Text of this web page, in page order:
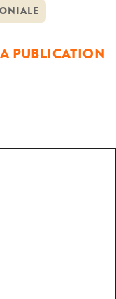
d’un passé
soient toujours
critère retenu
PUBLICATION